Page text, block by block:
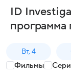
ID
программа
Вт, 4
Фильмы